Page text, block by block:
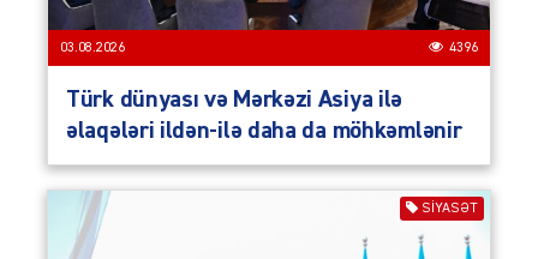
03.08.2026 4396
Türk dünyası və Mərkəzi Asiya ilə
əlaqələri ildən-ilə daha da möhkəmlənir
SIYASƏT